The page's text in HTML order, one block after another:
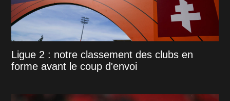
Ligue 2 : notre classement des clubs en
forme avant le coup d'envoi